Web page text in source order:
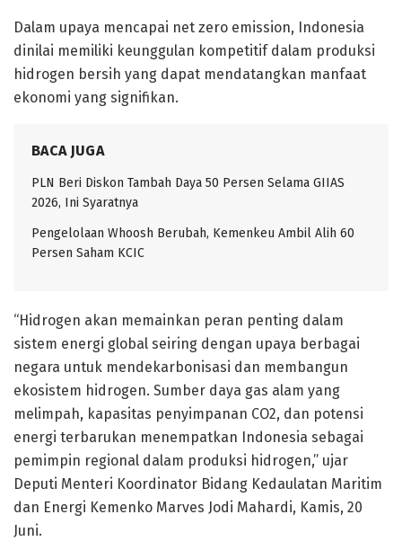
Dalam upaya mencapai net zero emission, Indonesia
dinilai memiliki keunggulan kompetitif dalam produksi
hidrogen bersih yang dapat mendatangkan manfaat
ekonomi yang signifikan.
BACA JUGA
PLN Beri Diskon Tambah Daya 50 Persen Selama GIIAS
2026, Ini Syaratnya
Pengelolaan Whoosh Berubah, Kemenkeu Ambil Alih 60
Persen Saham KCIC
“Hidrogen akan memainkan peran penting dalam
sistem energi global seiring dengan upaya berbagai
negara untuk mendekarbonisasi dan membangun
ekosistem hidrogen. Sumber daya gas alam yang
melimpah, kapasitas penyimpanan CO2, dan potensi
energi terbarukan menempatkan Indonesia sebagai
pemimpin regional dalam produksi hidrogen,” ujar
Deputi Menteri Koordinator Bidang Kedaulatan Maritim
dan Energi Kemenko Marves Jodi Mahardi, Kamis, 20
Juni.